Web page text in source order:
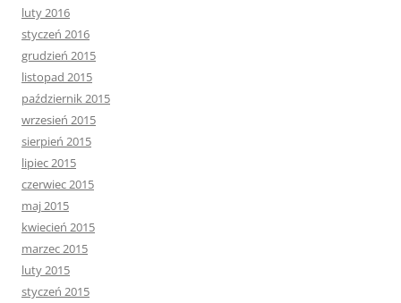
luty 2016
styczeń 2016
grudzień 2015
listopad 2015
październik 2015
wrzesień 2015
sierpień 2015
lipiec 2015
czerwiec 2015
maj 2015
kwiecień 2015
marzec 2015
luty 2015
styczeń 2015